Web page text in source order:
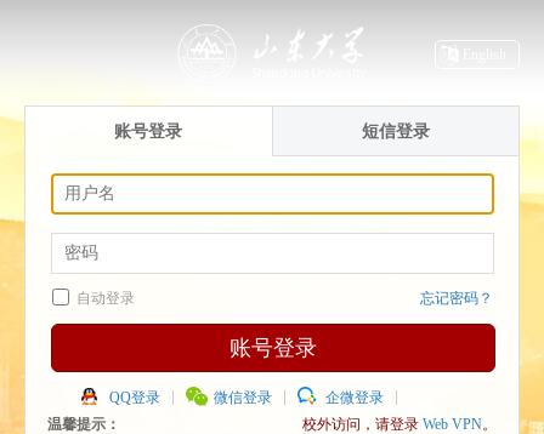
账号登录 短信登录
自动登录 忘记密码？
账号登录
QQ登录 微信登录
企微登录
温馨提示：
校外访问，请登录 Web VPN。